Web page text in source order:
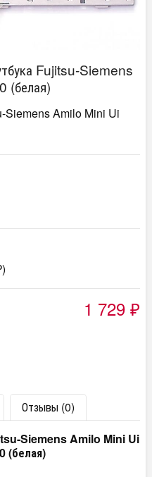
Fujitsu-Siemens
(белая)
Siemens Amilo Mini Ui
)
1 729 ₽
Отзывы (0)
Siemens Amilo Mini Ui
(белая)